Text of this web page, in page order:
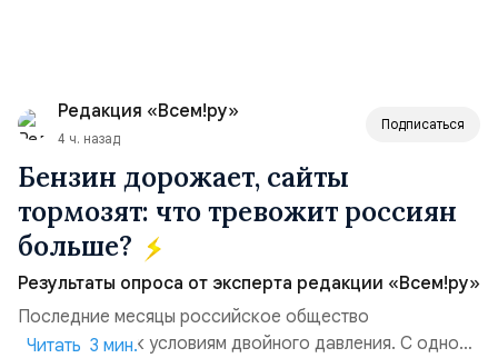
Редакция «Всем!ру»
4 ч. назад
Подписаться
Бензин дорожает, сайты
тормозят: что тревожит россиян
больше?
Результаты опроса от эксперта редакции «Всем!ру»
Последние месяцы российское общество
адаптируется к условиям двойного давления. С одной
Читать 3 мин.